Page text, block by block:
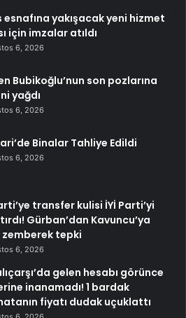
esnafına yakışacak yeni hizmet
için imzalar atıldı
6, 2026
Bubikoğlu’nun son pozlarına
yağdı
6, 2026
Binalar Tahliye Edildi
6, 2026
transfer kulisi İYİ Parti’yi
Gürban’dan Kavuncu’ya
zemberek tepki
6, 2026
gelen hesabı görünce
inanamadı! 1 bardak
fiyatı dudak uçuklattı